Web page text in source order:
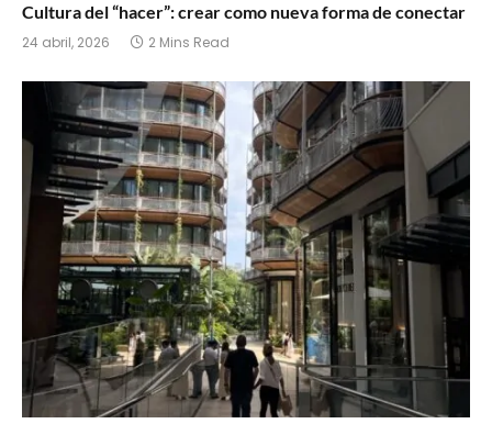
Cultura del “hacer”: crear como nueva forma de conectar
24 abril, 2026 2 Mins Read